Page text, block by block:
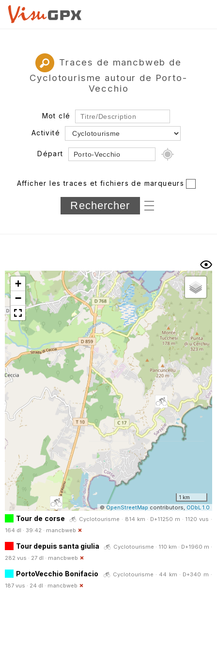
Traces de mancbweb de
Cyclotourisme autour de Porto-
Vecchio
Mot clé
Activité
Départ
Département
Longueur min/max
Trier par
Horodatage Photos
Afficher les traces et fichiers de marqueurs
+
−
1 km
©OpenStreetMap contributors, ODbL 1.0
Tour de corse
Cyclotourisme · 814 km · D+11250 m · 1120 vus ·
164 dl · 39:42 · mancbweb
Tour depuis santa giulia
Cyclotourisme · 110 km · D+1960 m ·
282 vus · 27 dl · mancbweb
PortoVecchio Bonifacio
Cyclotourisme · 44 km · D+340 m ·
187 vus · 24 dl · mancbweb